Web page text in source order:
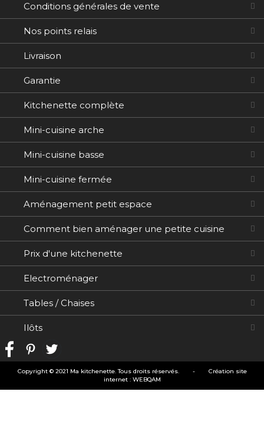
Conditions générales de vente
Nos points relais
Livraison
Garantie
Kitchenette complète
Mini-cuisine arche
Mini-cuisine basse
Mini-cuisine fermée
Aménagement petit espace
Comment bien aménager une petite cuisine
Prix d'une kitchenette
Electroménager
Tables / Chaises
Ilôts
Copyright © 2021 Ma kitchenette. Tous droits réservés. -
Création site
internet: WEBQAM